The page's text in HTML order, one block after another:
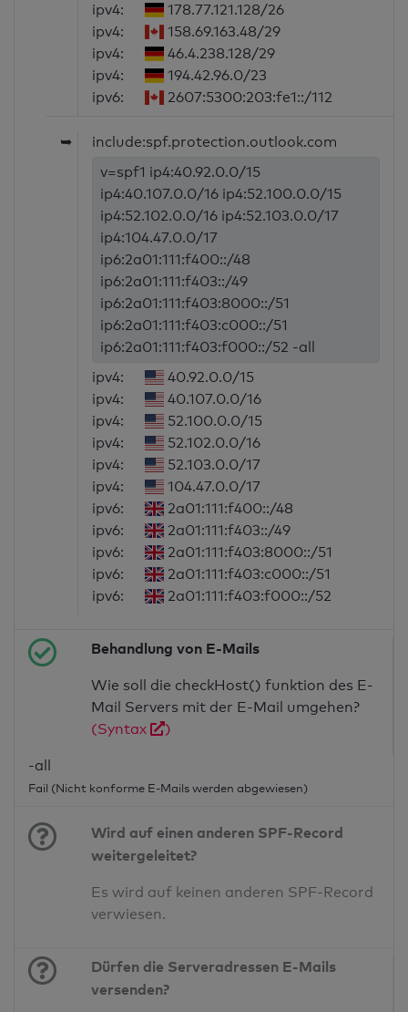
ipv4:
178.77.121.128/26
ipv4:
158.69.163.48/29
ipv4:
46.4.238.128/29
ipv4:
194.42.96.0/23
ipv6:
2607:5300:203:fe1::/112
➥
include:spf.protection.outlook.com
v=spf1 ip4:40.92.0.0/15
ip4:40.107.0.0/16 ip4:52.100.0.0/15
ip4:52.102.0.0/16 ip4:52.103.0.0/17
ip4:104.47.0.0/17
ip6:2a01:111:f400::/48
ip6:2a01:111:f403::/49
ip6:2a01:111:f403:8000::/51
ip6:2a01:111:f403:c000::/51
ip6:2a01:111:f403:f000::/52 -all
ipv4:
40.92.0.0/15
ipv4:
40.107.0.0/16
ipv4:
52.100.0.0/15
ipv4:
52.102.0.0/16
ipv4:
52.103.0.0/17
ipv4:
104.47.0.0/17
ipv6:
2a01:111:f400::/48
ipv6:
2a01:111:f403::/49
ipv6:
2a01:111:f403:8000::/51
ipv6:
2a01:111:f403:c000::/51
ipv6:
2a01:111:f403:f000::/52
Behandlung von E-Mails
Wie soll die checkHost() funktion des E-
Mail Servers mit der E-Mail umgehen?
(Syntax
)
-all
Fail (Nicht konforme E-Mails werden abgewiesen)
Wird auf einen anderen SPF-Record
weitergeleitet?
Es wird auf keinen anderen SPF-Record
verwiesen.
Dürfen die Serveradressen E-Mails
versenden?